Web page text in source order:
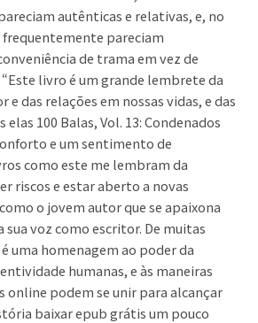
autênticas e relativas, e, no
pareciam
de trama em vez de
livro é um grande lembrete da
das relações em nossas vidas, e das
100 Balas, Vol. 13: Condenados
e um sentimento de
como este me lembram da
riscos e estar aberto a novas
o jovem autor que se apaixona
sua voz como escritor. De muitas
uma homenagem ao poder da
humanas, e às maneiras
online podem se unir para alcançar
baixar epub grátis um pouco